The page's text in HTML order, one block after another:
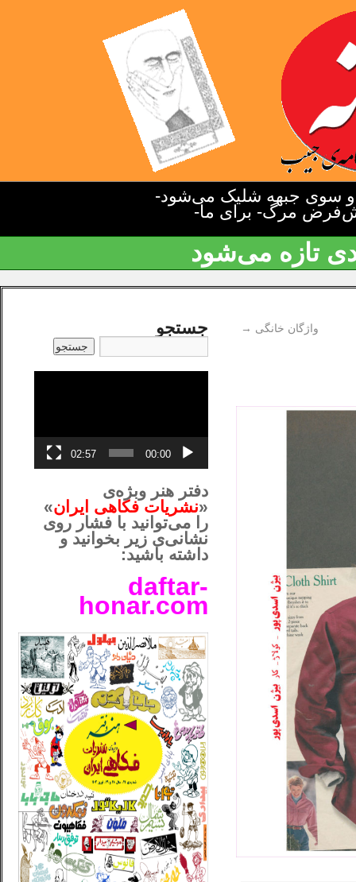
سوی جبهه شلیک می‌شود-
مرگ- برای ما-
تازه می‌شود
واژگان خانگی → جستجو
00:00
02:57
دفتر هنر وبژه‌ی
«نشریات فکاهی ایران»
را می‌توانید با فشار روی
نشانی‌ی زیر بخوانید و
داشته باشید:
daftar-
honar.com